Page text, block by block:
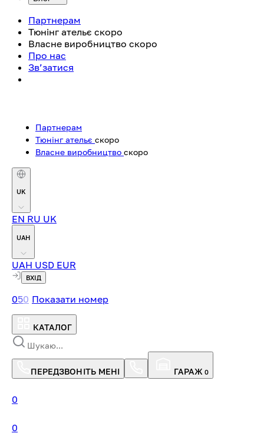
Партнерам
Тюнінг ательє скоро
Власне виробництво скоро
Про нас
Зв’затися
Партнерам
Тюнінг ательє скоро
Власне виробництво скоро
UK
EN RU UK
UAH
UAH USD EUR
ВХІД
050 Показати номер
КАТАЛОГ
ПЕРЕДЗВОНІТЬ МЕНІ ГАРАЖ 0
0
0